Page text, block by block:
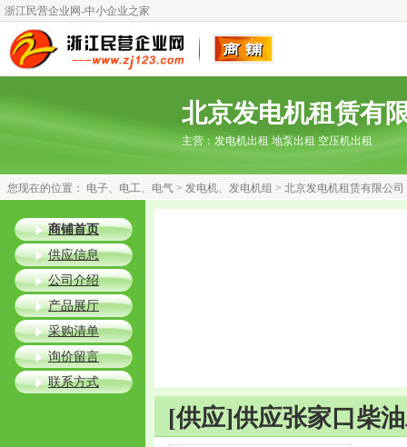
浙江民营企业网-中小企业之家
北京发电机租赁有
主营： 发电机出租 地泵出租 空压机出租
您现在的位置： 电子、电工、电气 > 发电机、发电机组 > 北京发电机租赁有限公司
[供应]供应张家口柴
商铺首页
供应信息
公司介绍
产品展厅
采购清单
询价留言
联系方式